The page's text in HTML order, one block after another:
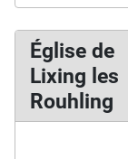
Église de
Lixing les
Rouhling